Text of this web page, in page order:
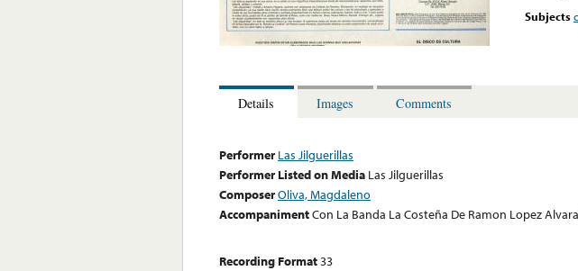
Subjects
Details Images Comments
Performer Las Jilguerillas
Performer Listed on Media Las Jilguerillas
ComposerOliva, Magdaleno
AccompanimentCon La Banda La Costeña De Ramon Lopez
Recording Format33